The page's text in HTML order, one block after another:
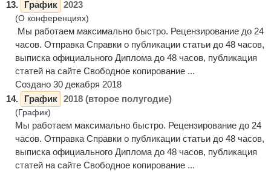
13.
График 2023
(О конференциях)
Мы работаем максимально быстро. Рецензирование до 24
часов. Отправка Справки о публикации статьи до 48 часов,
выписка официального Диплома до 48 часов, публикация
статей на сайте Свободное копирование ...
Создано 30 декабря 2018
14.
График 2018 (второе полугодие)
(График)
Мы работаем максимально быстро. Рецензирование до 24
часов. Отправка Справки о публикации статьи до 48 часов,
выписка официального Диплома до 48 часов, публикация
статей на сайте Свободное копирование ...